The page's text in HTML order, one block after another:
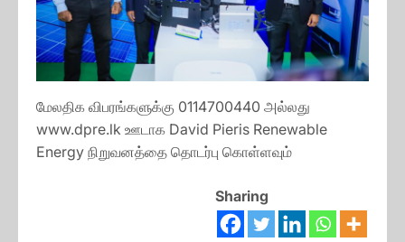
மேலதிக விபரங்களுக்கு 0114700440 அல்லது
www.dpre.lk ஊடாக David Pieris Renewable
Energy நிறுவனத்தை தொடர்பு கொள்ளவும்
Sharing